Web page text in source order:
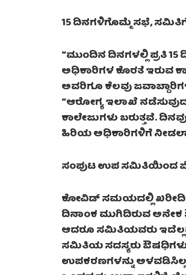
15 ದಿನಗಳಿಗೊಮ್ಮೆ ಸಭೆ,
“ಮುಂದಿನ ದಿನಗಳಲ್ಲಿ ಪ್ರತಿ
ಅಧಿಕಾರಿಗಳ ಕೊರತೆ ಇರುವ
ಅವರಿಗೂ ಕೆಲವು
“ಆರೋಗ್ಯ ಇಲಾಖೆ
ಕಾಲೇಜುಗಳು ಬರುತ್ತವೆ.
ಹಿರಿಯ ಅಧಿಕಾರಿಗಳಿಗೆ
ಸಂಪುಟ ಉಪ ಸಮಿತಿಯಿಂದ
ಕೋವಿಡ್ ಸಮಯದಲ್ಲಿ ಖರೀದಿ
ದಿನಾಂಕ ಮುಗಿದಿರುವ ಅನೇಕ
ಆದರೂ ಸಮಿತಿಯವರು
ಸಮಿತಿಯ ಸದಸ್ಯರು
ಉಪಕರಣಗಳನ್ನು